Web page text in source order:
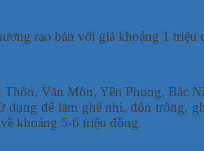
rao bán với giá khoảng 1 triệu
Văn Môn, Yên Phong, Bắc
dụng để làm ghế nhi, đôn trống,
khoảng 5-6 triệu đồng.